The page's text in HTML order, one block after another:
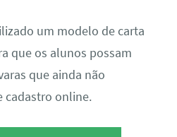
um modelo de carta
que os alunos possam
que ainda não
cadastro online.